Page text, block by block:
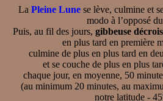
La Pleine Lune se lève, culmine et
modo à l’opposé
Puis, au fil des jours, gibbeuse
en plus tard en première
culmine de plus en plus tard en
et se couche de plus en plus
chaque jour, en moyenne, 50
(au minimum 20 minutes, au
notre latitude -